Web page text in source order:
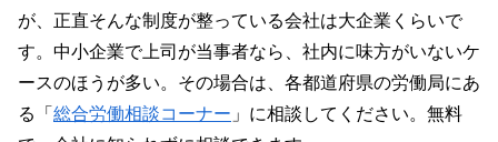
が、正直そんな制度が整っている会社は大企業くらいで
す。中小企業で上司が当事者なら、社内に味方がいないケ
ースのほうが多い。その場合は、各都道府県の労働局にあ
る「 総合労働相談コーナー 」に相談してください。無料